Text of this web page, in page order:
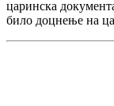
царинска
било доцнење на